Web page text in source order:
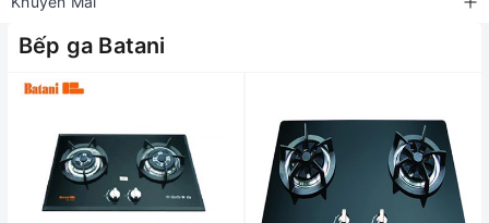
Bếp ga Batani